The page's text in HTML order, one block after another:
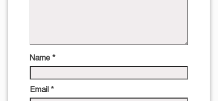
Name *
Email *